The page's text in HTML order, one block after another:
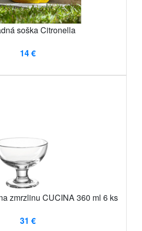
soška Citronella
14 €
zmrzlinu CUCINA 360 ml 6 ks
31 €